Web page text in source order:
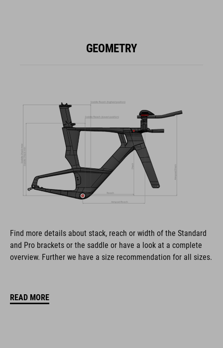
GEOMETRY
Find more details about stack, reach or width of the Standard
and Pro brackets or the saddle or have a look at a complete
overview. Further we have a size recommendation for all sizes.
READ MORE